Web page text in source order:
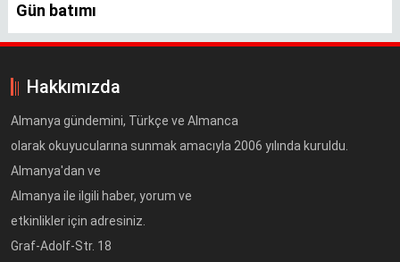
Gün batımı
Hakkımızda
Almanya gündemini, Türkçe ve Almanca
olarak okuyucularına sunmak amacıyla 2006 yılında kuruldu.
Almanya'dan ve
Almanya ile ilgili haber, yorum ve
etkinlikler için adresiniz.
Graf-Adolf-Str. 18